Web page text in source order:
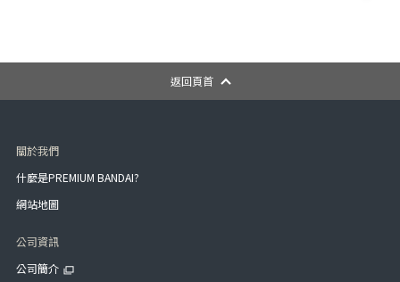
返回頁首
關於我們
什麼是PREMIUM BANDAI?
網站地圖
公司資訊
公司簡介